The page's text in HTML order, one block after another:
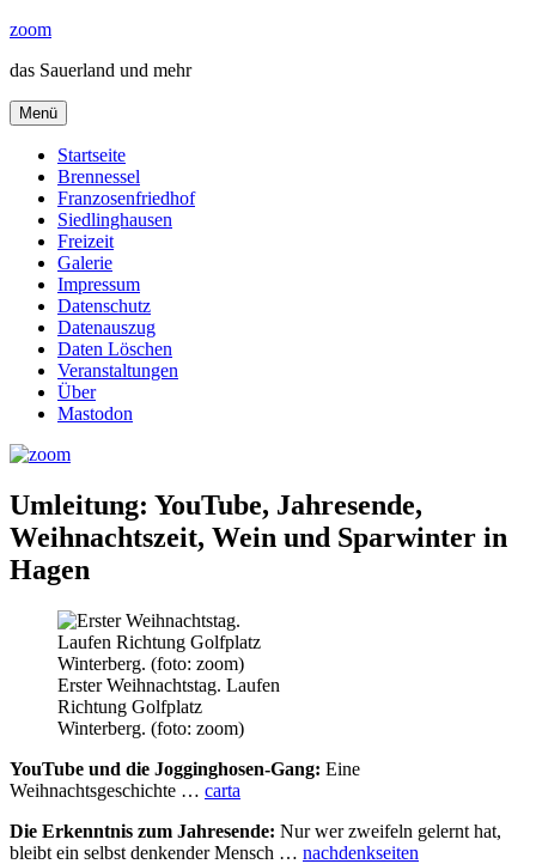
Zum
springen
zoom
das Sauerland und mehr
Menü
Startseite
Brennessel
Franzosenfriedhof
Siedlinghausen
Freizeit
Galerie
Impressum
Datenschutz
Datenauszug
Daten Löschen
Veranstaltungen
Über
Mastodon
Umleitung: YouTube, Jahresende,
Weihnachtszeit, Wein und Sparwinter in
Hagen
Erster Weihnachtstag. Laufen
Richtung Golfplatz
Winterberg. (foto: zoom)
YouTube und die Jogginghosen-Gang: Eine
Weihnachtsgeschichte … carta
Die Erkenntnis zum Jahresende: Nur wer zweifeln gelernt hat,
bleibt ein selbst denkender Mensch … nachdenkseiten